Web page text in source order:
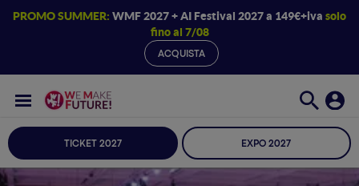
PROMO SUMMER: WMF 2027 + AI Festival 2027 a 149€+iva solo
fino al 7/08
ACQUISTA
TICKET 2027 EXPO 2027